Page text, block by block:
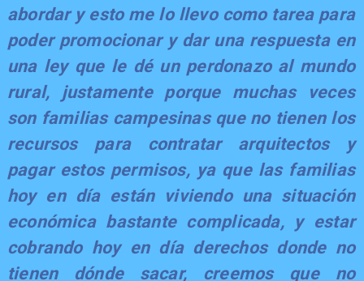
abordar y esto me lo llevo como tarea para
poder promocionar y dar una respuesta en
una ley que le dé un perdonazo al mundo
rural, justamente porque muchas veces
son familias campesinas que no tienen los
recursos para contratar arquitectos y
pagar estos permisos, ya que las familias
hoy en día están viviendo una situación
económica bastante complicada, y estar
cobrando hoy en día derechos donde no
tienen dónde sacar, creemos que no